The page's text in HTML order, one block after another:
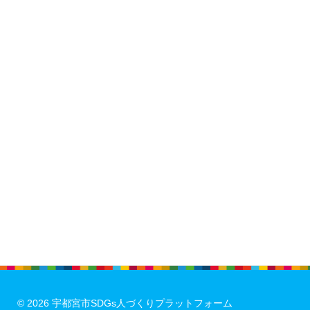
© 2026 宇都宮市SDGs人づくりプラットフォーム